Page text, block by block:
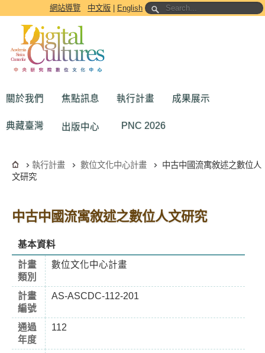
跳到主要內容區塊網站導覽 中文版 English
關於我們 焦點訊息 執行計畫 成果展示
典藏臺灣 出版中心 PNC 2026
執行計畫 數位文化中心計畫
中古中國流寓敘述之數位人
文研究
中古中國流寓敘述之數位人文研究
基本資料
計畫
類別
數位文化中心計畫
計畫
編號
AS-ASCDC-112-201
通過
年度
112